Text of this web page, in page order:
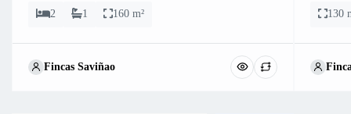
2 1 160 m²
Fincas Saviñao
130